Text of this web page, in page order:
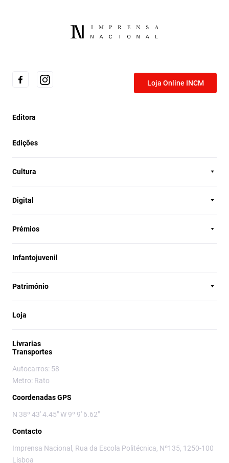
Loja Online INCM
Editora
Edições
Cultura
Digital
Prémios
Infantojuvenil
Património
Loja
Livrarias
Transportes
Autocarros: 58
Metro: Rato
Coordenadas GPS
N 38º 43' 4.45" W 9º 9' 6.62"
Contacto
Imprensa Nacional, Rua da Escola Politécnica, Nº135, 1250-100
Lisboa